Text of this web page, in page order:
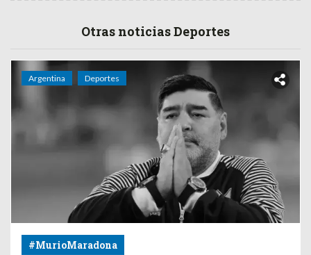
Otras noticias Deportes
Argentina Deportes
#MurioMaradona